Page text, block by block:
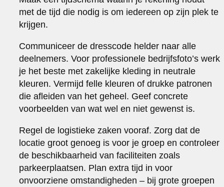
met de tijd die nodig is om iedereen op zijn plek te
krijgen.
Communiceer de dresscode helder naar alle
deelnemers. Voor professionele bedrijfsfoto’s werk
je het beste met zakelijke kleding in neutrale
kleuren. Vermijd felle kleuren of drukke patronen
die afleiden van het geheel. Geef concrete
voorbeelden van wat wel en niet gewenst is.
Regel de logistieke zaken vooraf. Zorg dat de
locatie groot genoeg is voor je groep en controleer
de beschikbaarheid van faciliteiten zoals
parkeerplaatsen. Plan extra tijd in voor
onvoorziene omstandigheden – bij grote groepen